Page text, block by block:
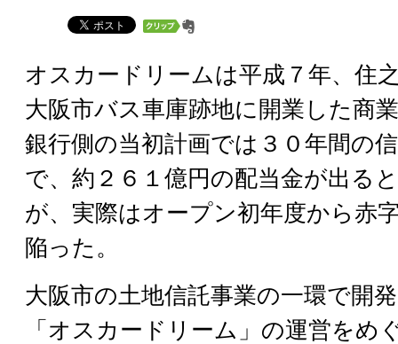
オスカードリームは平成７年、住
大阪市バス車庫跡地に開業した商
銀行側の当初計画では３０年間の
で、約２６１億円の配当金が出る
が、実際はオープン初年度から赤
陥った。
大阪市の土地信託事業の一環で開
「オスカードリーム」の運営をめ